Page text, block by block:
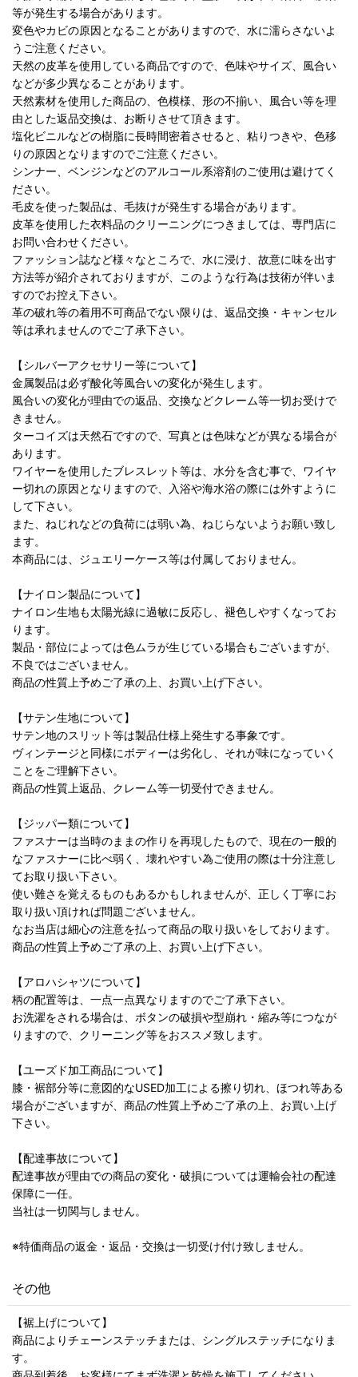
等が発生する場合があります。
変色やカビの原因となることがありますので、水に濡らさないよ
うご注意ください。
天然の皮革を使用している商品ですので、色味やサイズ、風合い
などが多少異なることがあります。
天然素材を使用した商品の、色模様、形の不揃い、風合い等を理
由とした返品交換は、お断りさせて頂きます。
塩化ビニルなどの樹脂に長時間密着させると、粘りつきや、色移
りの原因となりますのでご注意ください。
シンナー、ベンジンなどのアルコール系溶剤のご使用は避けてく
ださい。
毛皮を使った製品は、毛抜けが発生する場合があります。
皮革を使用した衣料品のクリーニングにつきましては、専門店に
お問い合わせください。
ファッション誌など様々なところで、水に浸け、故意に味を出す
方法等が紹介されておりますが、このような行為は技術が伴いま
すのでお控え下さい。
革の破れ等の着用不可商品でない限りは、返品交換・キャンセル
等は承れませんのでご了承下さい。
【シルバーアクセサリー等について】
金属製品は必ず酸化等風合いの変化が発生します。
風合いの変化が理由での返品、交換などクレーム等一切お受けで
きません。
ターコイズは天然石ですので、写真とは色味などが異なる場合が
あります。
ワイヤーを使用したブレスレット等は、水分を含む事で、ワイヤ
ー切れの原因となりますので、入浴や海水浴の際には外すように
して下さい。
また、ねじれなどの負荷には弱い為、ねじらないようお願い致し
ます。
本商品には、ジュエリーケース等は付属しておりません。
【ナイロン製品について】
ナイロン生地も太陽光線に過敏に反応し、褪色しやすくなってお
ります。
製品・部位によっては色ムラが生じている場合もございますが、
不良ではございません。
商品の性質上予めご了承の上、お買い上げ下さい。
【サテン生地について】
サテン地のスリット等は製品仕様上発生する事象です。
ヴィンテージと同様にボディーは劣化し、それが味になっていく
ことをご理解下さい。
商品の性質上返品、クレーム等一切受付できません。
【ジッパー類について】
ファスナーは当時のままの作りを再現したもので、現在の一般的
なファスナーに比べ弱く、壊れやすい為ご使用の際は十分注意し
てお取り扱い下さい。
使い難さを覚えるものもあるかもしれませんが、正しく丁寧にお
取り扱い頂ければ問題ございません。
なお当店は細心の注意を払って商品の取り扱いをしております。
商品の性質上予めご了承の上、お買い上げ下さい。
【アロハシャツについて】
柄の配置等は、一点一点異なりますのでご了承下さい。
お洗濯をされる場合は、ボタンの破損や型崩れ・縮み等につなが
りますので、クリーニング等をおススメ致します。
【ユーズド加工商品について】
膝・裾部分等に意図的なUSED加工による擦り切れ、ほつれ等ある
場合がございますが、商品の性質上予めご了承の上、お買い上げ
下さい。
【配達事故について】
配達事故が理由での商品の変化・破損については運輸会社の配達
保障に一任。
当社は一切関与しません。
※特価商品の返金・返品・交換は一切受け付け致しません。
その他
【裾上げについて】
商品によりチェーンステッチまたは、シングルステッチになりま
す。